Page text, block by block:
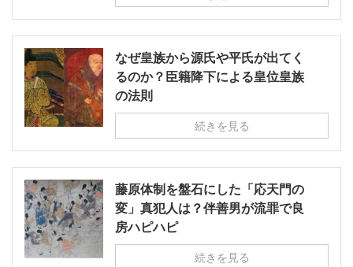
なぜ皇族から源氏や平氏が出てく
るのか？臣籍降下による皇位皇族
の法則
続きを見る
藤原体制を盤石にした「応天門の
変」真犯人は？伴善男が流罪で良
房ハピハピ
続きを見る